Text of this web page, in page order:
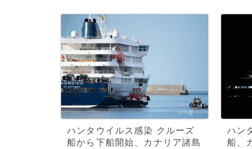
ハンタウイルス感染 クルーズ
船から下船開始、カナリア諸島
ハン
船、